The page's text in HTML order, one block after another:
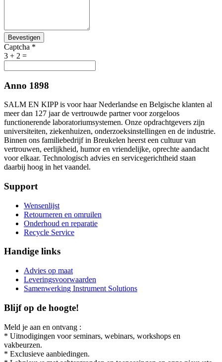
Bevestigen
Captcha *
3 + 2 =
Anno 1898
SALM EN KIPP is voor haar Nederlandse en Belgische klanten al
meer dan 127 jaar de vertrouwde partner voor zorgeloos
functionerende laboratoriumsystemen. Onze opdrachtgevers zijn
universiteiten, ziekenhuizen, onderzoeksinstellingen en de industrie.
Binnen ons familiebedrijf in Breukelen heerst een cultuur van
vertrouwen, eerlijkheid, humor en vriendelijke, oprechte aandacht
voor elkaar. Technologisch advies en servicegerichtheid staan
daarbij hoog in het vaandel.
Support
Wensenlijst
Retourneren en omruilen
Onderhoud en reparatie
Recycle Service
Handige links
Advies op maat
Leveringsvoorwaarden
Samenwerking Instrument Solutions
Blijf op de hoogte!
Meld je aan en ontvang :
* Uitnodigingen voor seminars, webinars, workshops en
vakbeurzen.
* Exclusieve aanbiedingen.